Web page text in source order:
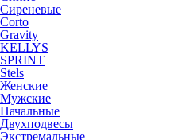
Сиреневые
Corto
Gravity
KELLYS
SPRINT
Stels
Женские
Мужские
Начальные
Двухподвесы
Экстремальные